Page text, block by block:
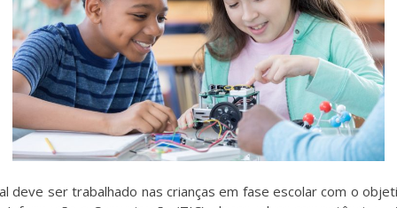
deve ser trabalhado nas crianças em fase escolar com o